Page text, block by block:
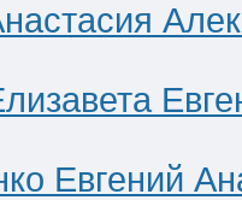
Евгений